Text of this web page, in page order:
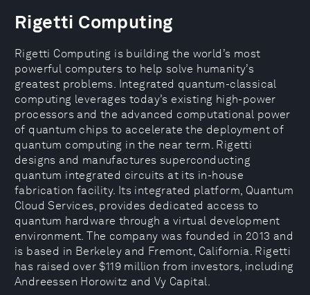
Rigetti Computing
Rigetti Computing is building the world’s most
powerful computers to help solve humanity’s
greatest problems. Integrated quantum-classical
computing leverages today’s existing high-power
processors and the advanced computational power
of quantum chips to accelerate the deployment of
quantum computing in the near term. Rigetti
designs and manufactures superconducting
quantum integrated circuits at its in-house
fabrication facility. Its integrated platform, Quantum
Cloud Services, provides dedicated access to
quantum hardware through a virtual development
environment. The company was founded in 2013 and
is based in Berkeley and Fremont, California. Rigetti
has raised over $119 million from investors, including
Andreessen Horowitz and Vy Capital.